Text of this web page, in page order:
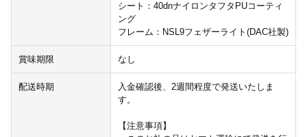
シート：40dnナイロンタフタPUコーティ
ング
フレーム：NSL9フェザーライト(DAC社製)
賞味期限 なし
配送時期
入金確認後、2週間程度で発送いたしま
す。
【注意事項】